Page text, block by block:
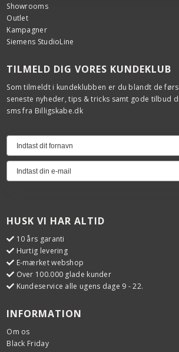
Showrooms
Outlet
Kampagner
Siemens StudioLine
TILMELD DIG VORES KUNDEKLUB
Som tilmeldt i kundeklubben er du blandt de
seneste nyheder, tips & tricks samt gode tilbud
sms fra Billigskabe.dk
HUSK VI HAR ALTID
10 års garanti
Hurtig levering
E-mærket webshop
Over 100.000 glade kunder
Kundeservice alle ugens dage 9 - 22.
INFORMATION
Om os
Black Friday